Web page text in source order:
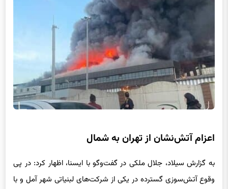
اعزام آتش‌نشان از تهران به شمال
به گزارش سیلاد، جلال ملکی در گفت‌وگو با ایسنا، اظهار کرد: در پی
وقوع آتش‌سوزی گسترده در یکی از شرکت‌های لبنیاتی شهر آمل و با